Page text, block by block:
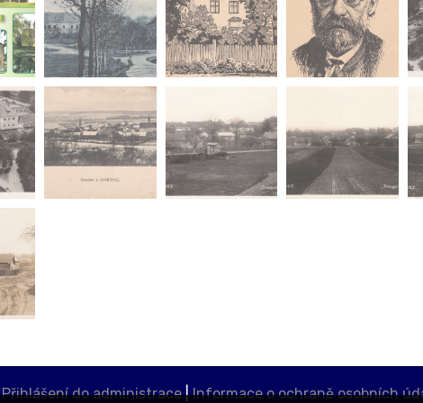
Přihlášení do administrace|Informace o ochraně osobních